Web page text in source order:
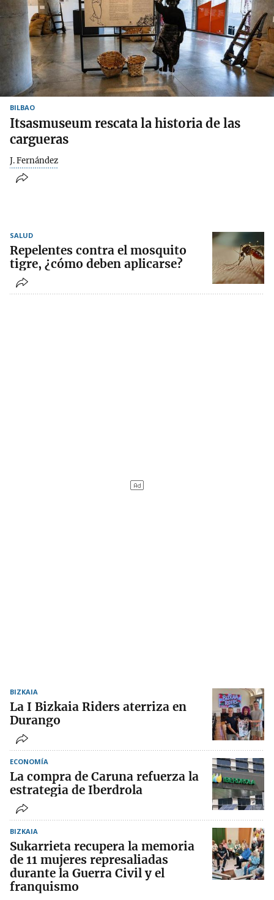
BILBAO
Itsasmuseum rescata la historia de las
cargueras
J. Fernández
SALUD
Repelentes contra el mosquito
tigre, ¿cómo deben aplicarse?
BIZKAIA
La I Bizkaia Riders aterriza en
Durango
ECONOMÍA
La compra de Caruna refuerza la
estrategia de Iberdrola
BIZKAIA
Sukarrieta recupera la memoria
de 11 mujeres represaliadas
durante la Guerra Civil y el
franquismo